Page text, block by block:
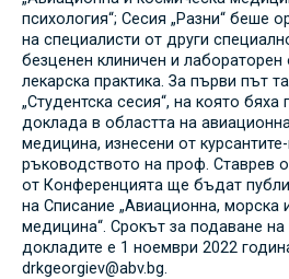
психология“; Сесия „Разни“ беше
на специалисти от други
безценен клиничен и лабораторен
лекарска практика. За първи път
„Студентска сесия“, на която бяха
доклада в областта на
медицина, изнесени от
ръководството на проф. Ставрев
от Конференцията ще бъдат
на Списание „Авиационна, морска
медицина“. Срокът за подаване на
докладите е 1 ноември 2022
drkgeorgiev@abv.bg.